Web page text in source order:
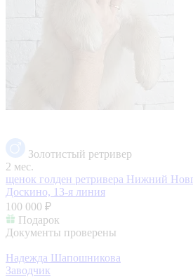
Золотистый ретривер
2 мес.
щенок голден ретривера Нижний
Доскино, 13-я линия
100 000 ₽
Подарок
Документы проверены
Надежда Шапошникова
Заводчик